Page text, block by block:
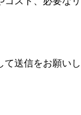
送信をお願いし